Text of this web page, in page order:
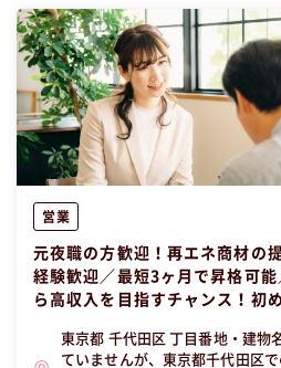
営業
元夜職の方歓迎！再エネ商材の
経験歓迎／最短3ヶ月で昇格可
ら高収入を目指すチャンス！初
東京都 千代田区 丁目番地・建物
ていませんが、東京都千代田区